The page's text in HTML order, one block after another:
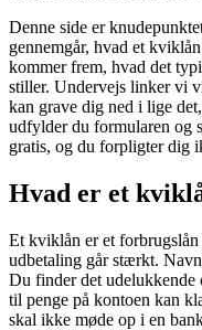
Denne side er
gennemgår, hvad et
kommer frem, hvad det
stiller. Undervejs linker vi
kan grave dig ned i lige
udfylder du formularen og
gratis, og du forpligter dig
Hvad er et
Et kviklån er et
udbetaling går stærkt.
Du finder det udelukkende
til penge på kontoen kan
skal ikke møde op i en